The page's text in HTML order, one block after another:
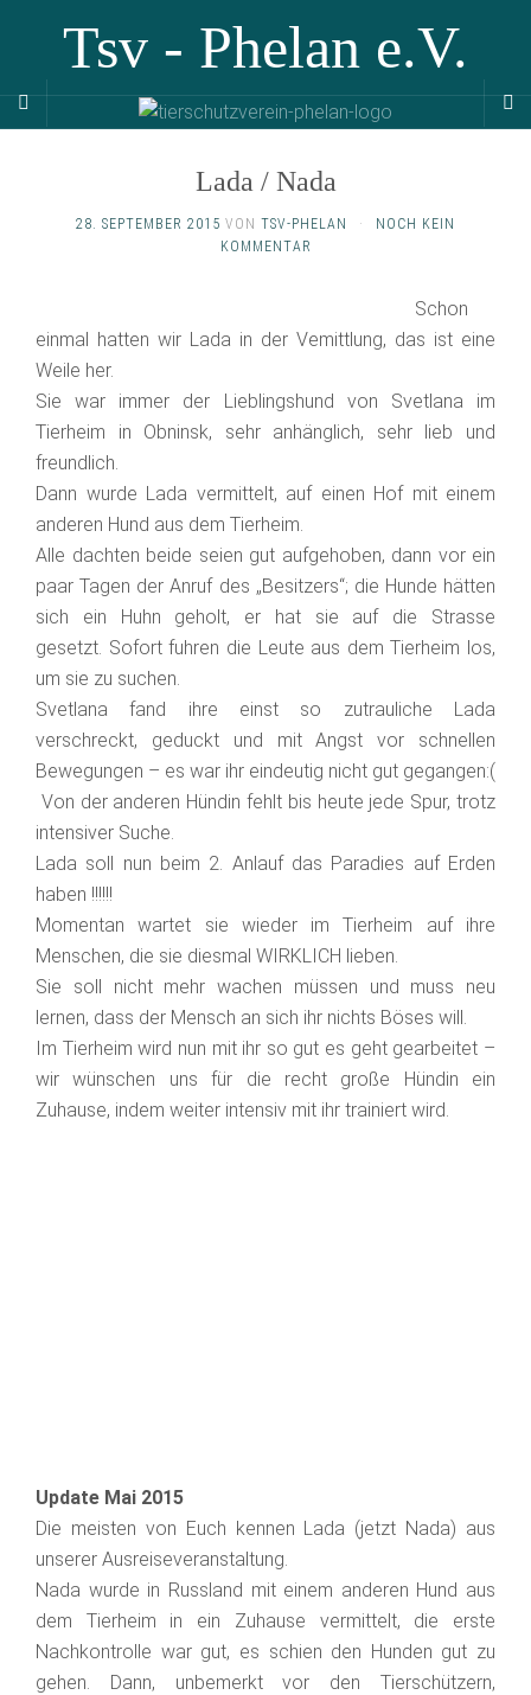
Tsv - Phelan e.V.
Lada / Nada
28. SEPTEMBER 2015 VON TSV-PHELAN ·
NOCH KEIN
KOMMENTAR
Schon
einmal hatten wir Lada in der Vemittlung, das ist eine
Weile her.
Sie war immer der Lieblingshund von Svetlana im
Tierheim in Obninsk, sehr anhänglich, sehr lieb und
freundlich.
Dann wurde Lada vermittelt, auf einen Hof mit einem
anderen Hund aus dem Tierheim.
Alle dachten beide seien gut aufgehoben, dann vor ein
paar Tagen der Anruf des „Besitzers“; die Hunde hätten
sich ein Huhn geholt, er hat sie auf die Strasse
gesetzt. Sofort fuhren die Leute aus dem Tierheim los,
um sie zu suchen.
Svetlana fand ihre einst so zutrauliche Lada
verschreckt, geduckt und mit Angst vor schnellen
Bewegungen – es war ihr eindeutig nicht gut gegangen:(
Von der anderen Hündin fehlt bis heute jede Spur, trotz
intensiver Suche.
Lada soll nun beim 2. Anlauf das Paradies auf Erden
haben !!!!!!
Momentan wartet sie wieder im Tierheim auf ihre
Menschen, die sie diesmal WIRKLICH lieben.
Sie soll nicht mehr wachen müssen und muss neu
lernen, dass der Mensch an sich ihr nichts Böses will.
Im Tierheim wird nun mit ihr so gut es geht gearbeitet –
wir wünschen uns für die recht große Hündin ein
Zuhause, indem weiter intensiv mit ihr trainiert wird.
Update Mai 2015
Die meisten von Euch kennen Lada (jetzt Nada) aus
unserer Ausreiseveranstaltung.
Nada wurde in Russland mit einem anderen Hund aus
dem Tierheim in ein Zuhause vermittelt, die erste
Nachkontrolle war gut, es schien den Hunden gut zu
gehen. Dann, unbemerkt vor den Tierschützern,